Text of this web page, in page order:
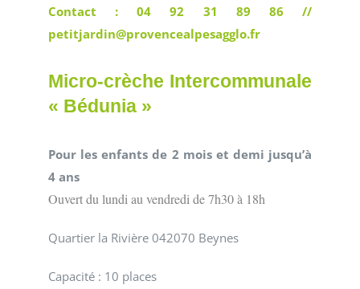
Contact : 04 92 31 89 86 //
petitjardin@provencealpesagglo.fr
Micro-crèche Intercommunale
« Bédunia »
Pour les enfants de 2 mois et demi jusqu’à
4 ans
Ouvert du lundi au vendredi de 7h30 à 18h
Quartier la Rivière 042070 Beynes
Capacité : 10 places